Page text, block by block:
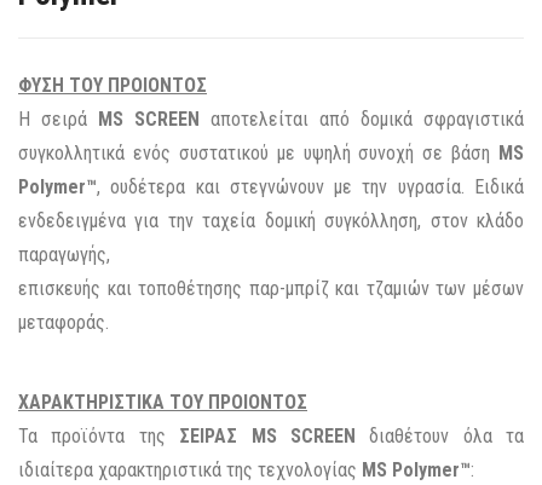
ΦΥΣΗ ΤΟΥ ΠΡΟΙΟΝΤΟΣ
Η σειρά
MS SCREEN
αποτελείται από δομικά σφραγιστικά
συγκολλητικά ενός συστατικού με υψηλή συνοχή σε βάση MS
Polymer™, ουδέτερα και στεγνώνουν με την υγρασία. Ειδικά
ενδεδειγμένα για την ταχεία δομική συγκόλληση, στον κλάδο
παραγωγής,
επισκευής και τοποθέτησης παρ-μπρίζ και τζαμιών των μέσων
μεταφοράς.
ΧΑΡΑΚΤΗΡΙΣΤΙΚΑ ΤΟΥ ΠΡΟΙΟΝΤΟΣ
Τα προϊόντα της ΣΕΙΡΑΣ MS SCREEN
διαθέτουν όλα τα
ιδιαίτερα χαρακτηριστικά της τεχνολογίας MS Polymer™: